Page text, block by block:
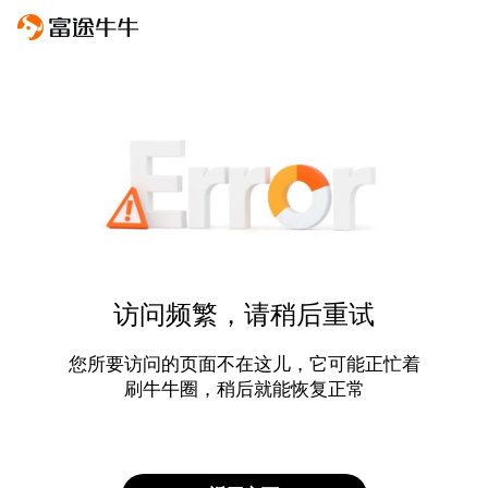
访问频繁，请稍后重试
您所要访问的页面不在这儿，它可能正忙着
刷牛牛圈，稍后就能恢复正常